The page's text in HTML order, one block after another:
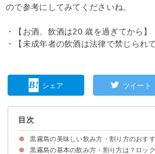
ので参考にしてみてくださいね。
・【お酒、飲酒は20 歳を過ぎてから】
・【未成年者の飲酒は法律で禁じられ
シェア ツイート
目次
黒霧島の美味しい飲み方・割り方のおす
まずは黒霧島の味わい・基本銘柄を知っ
黒霧島の基本の飲み方・割り方は？ロッ